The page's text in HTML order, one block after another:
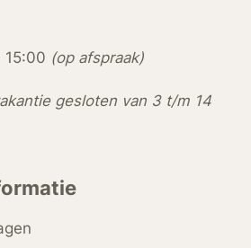
15:00 (op afspraak)
gesloten van 3 t/m 14